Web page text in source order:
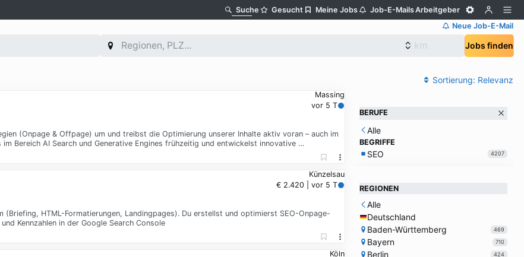
Suche Gesucht Meine Jobs Job-E-MailsArbeitgeber
Neue Job-E-Mail
Jobs finden
Sortierung: Relevanz
Massing
vor 5 T
(Onpage & Offpage) um und treibst die Optimierung unserer Inhalte aktiv voran – auch im
Bereich AI Search und Generative Engines frühzeitig und entwickelst innovative …
Künzelsau
€ 2.420 | vor 5 T
HTML-Formatierungen, Landingpages). Du erstellst und optimierst SEO-Onpage-
Kennzahlen in der Google Search Console
Köln
BERUFE
Alle
BEGRIFFE
SEO 4207
REGIONEN
Alle
Deutschland
Baden-Württemberg
469
Bayern 710
Berlin 424